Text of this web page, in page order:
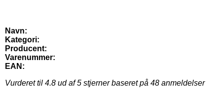
Navn:
Kategori:
Producent:
Varenummer:
EAN:
Vurderet til 4.8 ud af 5 stjerner baseret på 48 anmeldelser